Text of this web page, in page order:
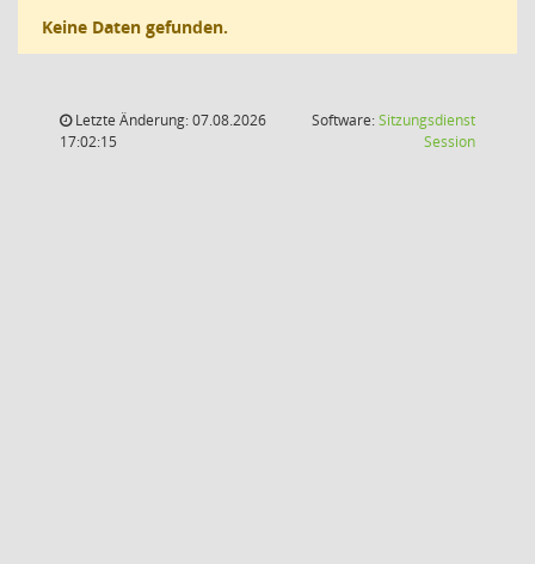
Keine Daten gefunden.
Letzte Änderung: 07.08.2026
17:02:15
Software:Sitzungsdienst
Session(Wird in